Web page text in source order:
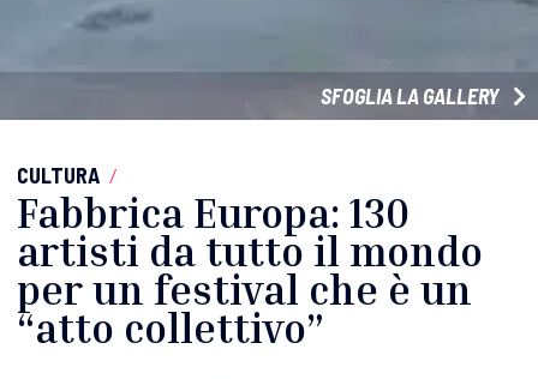
SFOGLIA LA GALLERY
CULTURA /
Fabbrica Europa: 130
artisti da tutto il mondo
per un festival che è un
“atto collettivo”